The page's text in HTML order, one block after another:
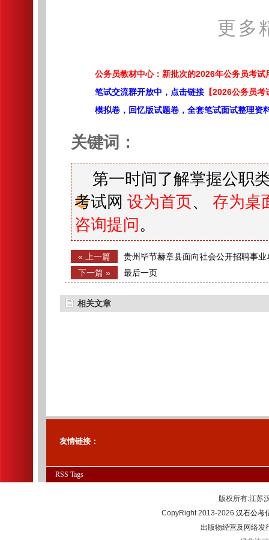
更多
公务员教材中心：新批次的2026年公务员考试
笔试交流群开放中，点击链接 【2026公务员
模拟卷，回忆版试题卷，全套笔试面试整理资
关键词：
第一时间了解掌握公职
考试网 设为首页、 存为桌
咨询提问 。
« 上一篇 贵州毕节赫章县面向社会公开招聘事
格复审合格人员公示
下一篇 » 最后一页
相关文章
友情链接：
RSS Tags
版权所有:江
CopyRight 2013-2026 汉石公考
出版物经营及网络发